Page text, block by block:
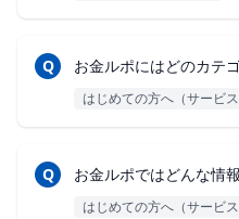
Q お金ルポにはどのカテ
はじめての方へ（サービス
Q お金ルポではどんな情
はじめての方へ（サービス